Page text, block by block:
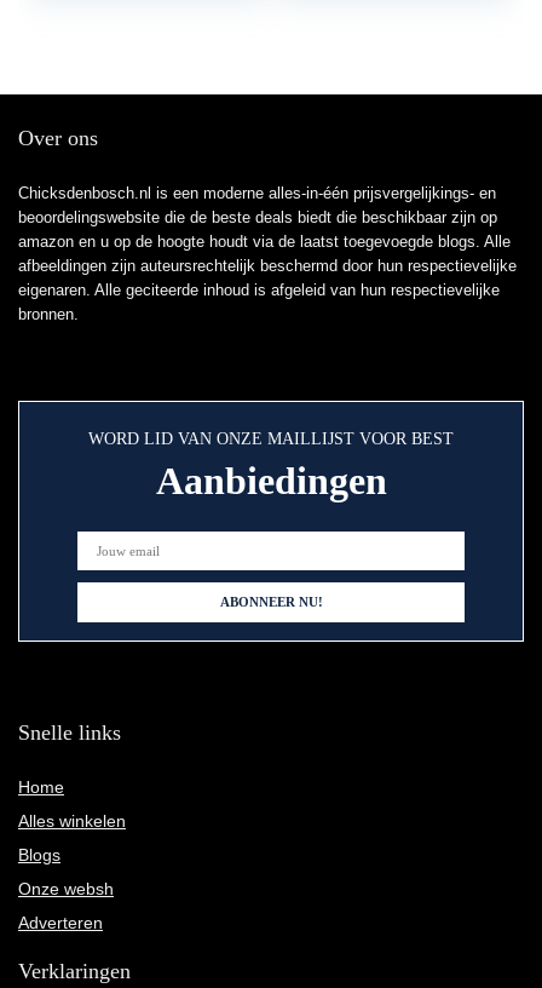
Over ons
Chicksdenbosch.nl is een moderne alles-in-één prijsvergelijkings- en
beoordelingswebsite die de beste deals biedt die beschikbaar zijn op
amazon en u op de hoogte houdt via de laatst toegevoegde blogs. Alle
afbeeldingen zijn auteursrechtelijk beschermd door hun respectievelijke
eigenaren. Alle geciteerde inhoud is afgeleid van hun respectievelijke
bronnen.
WORD LID VAN ONZE MAILLIJST VOOR BEST
Aanbiedingen
Snelle links
Home
Alles winkelen
Blogs
Onze websh
Adverteren
Verklaringen